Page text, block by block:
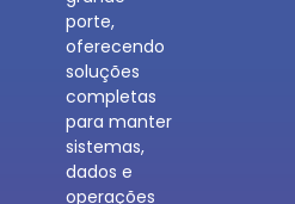
porte,
oferecendo
soluções
completas
para manter
sistemas,
dados e
operações